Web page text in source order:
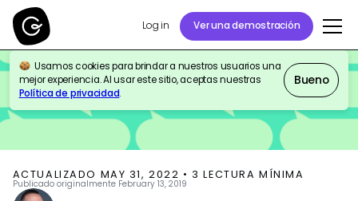
Log in Ver una demostración
Usamos cookies para brindar a nuestros usuarios una
mejor experiencia. Al usar este sitio, aceptas nuestras
Política de privacidad.
Bueno
BLOG PRODUCT UPDATES
ACTUALIZADO MAY 31, 2022 • 3 LECTURA MÍNIMA
Publicado originalmente February 13, 2019